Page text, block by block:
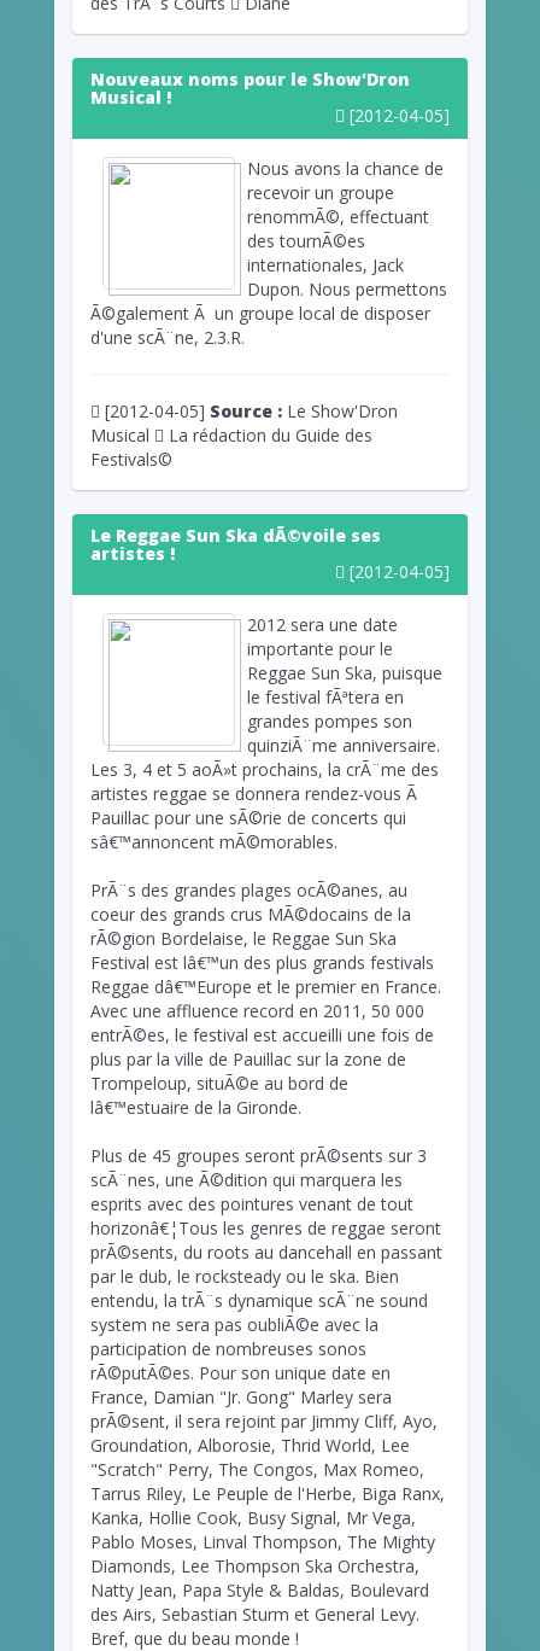
Nouveaux noms pour le Show'Dron
Musical !
[2012-04-05]
Nous avons la chance de
recevoir un groupe
renommÃ©, effectuant
des tournÃ©es
internationales, Jack
Dupon. Nous permettons
Ã©galement Ã un groupe local de disposer
d'une scÃ¨ne, 2.3.R.
[2012-04-05] Source : Le Show'Dron
Musical
La rédaction du Guide des
Festivals©
Le Reggae Sun Ska dÃ©voile ses
artistes !
[2012-04-05]
2012 sera une date
importante pour le
Reggae Sun Ska, puisque
le festival fÃªtera en
grandes pompes son
quinziÃ¨me anniversaire.
Les 3, 4 et 5 aoÃ»t prochains, la crÃ¨me des
artistes reggae se donnera rendez-vous Ã
Pauillac pour une sÃ©rie de concerts qui
sâ€™annoncent mÃ©morables.
PrÃ¨s des grandes plages ocÃ©anes, au
coeur des grands crus MÃ©docains de la
rÃ©gion Bordelaise, le Reggae Sun Ska
Festival est lâ€™un des plus grands festivals
Reggae dâ€™Europe et le premier en France.
Avec une affluence record en 2011, 50 000
entrÃ©es, le festival est accueilli une fois de
plus par la ville de Pauillac sur la zone de
Trompeloup, situÃ©e au bord de
lâ€™estuaire de la Gironde.
Plus de 45 groupes seront prÃ©sents sur 3
scÃ¨nes, une Ã©dition qui marquera les
esprits avec des pointures venant de tout
horizonâ€¦Tous les genres de reggae seront
prÃ©sents, du roots au dancehall en passant
par le dub, le rocksteady ou le ska. Bien
entendu, la trÃ¨s dynamique scÃ¨ne sound
system ne sera pas oubliÃ©e avec la
participation de nombreuses sonos
rÃ©putÃ©es. Pour son unique date en
France, Damian "Jr. Gong" Marley sera
prÃ©sent, il sera rejoint par Jimmy Cliff, Ayo,
Groundation, Alborosie, Thrid World, Lee
"Scratch" Perry, The Congos, Max Romeo,
Tarrus Riley, Le Peuple de l'Herbe, Biga Ranx,
Kanka, Hollie Cook, Busy Signal, Mr Vega,
Pablo Moses, Linval Thompson, The Mighty
Diamonds, Lee Thompson Ska Orchestra,
Natty Jean, Papa Style & Baldas, Boulevard
des Airs, Sebastian Sturm et General Levy.
Bref, que du beau monde !